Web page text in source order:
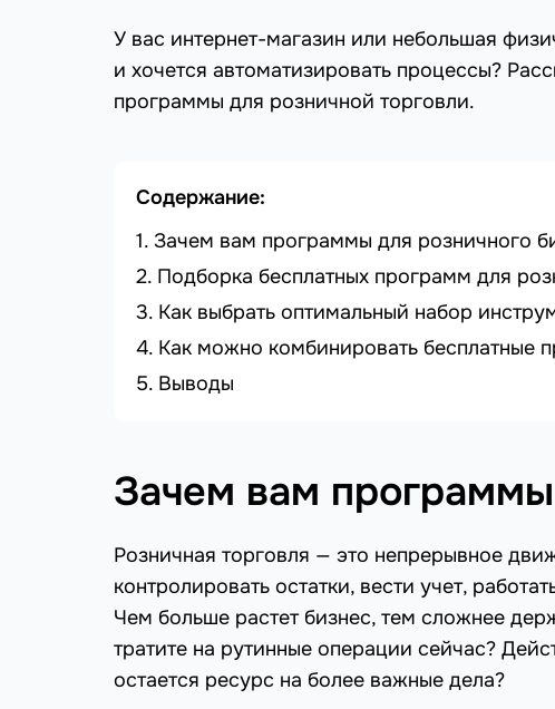
У вас интернет-магазин или небольшая
и хочется автоматизировать процессы?
программы для розничной торговли.
Содержание:
Зачем вам программы для розничного
Подборка бесплатных программ для
Как выбрать оптимальный набор
Как можно комбинировать бесплатные
Выводы
Зачем вам
Розничная торговля — это непрерывное
контролировать остатки, вести учет,
Чем больше растет бизнес, тем сложнее
тратите на рутинные операции сейчас?
остается ресурс на более важные дела?